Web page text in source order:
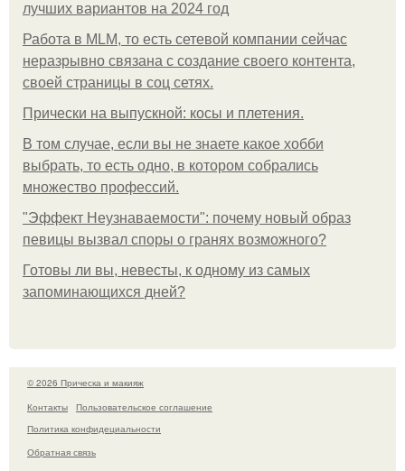
лучших вариантов на 2024 год
Работа в MLM, то есть сетевой компании сейчас
неразрывно связана с создание своего контента,
своей страницы в соц сетях.
Прически на выпускной: косы и плетения.
В том случае, если вы не знаете какое хобби
выбрать, то есть одно, в котором собрались
множество профессий.
"Эффект Неузнаваемости": почему новый образ
певицы вызвал споры о гранях возможного?
Готовы ли вы, невесты, к одному из самых
запоминающихся дней?
© 2026 Прическа и макияж
Контакты
Пользовательское соглашение
Политика конфидециальности
Обратная связь